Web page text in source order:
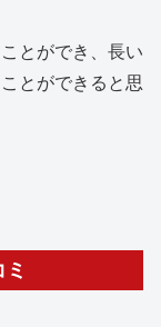
とができ、長い
とができると思